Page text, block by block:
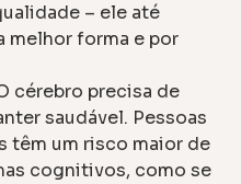
– ele até
melhor forma e por
cérebro precisa de
saudável. Pessoas
têm um risco maior de
cognitivos, como se